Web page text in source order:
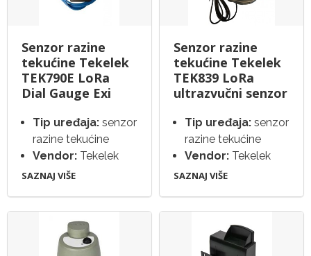
Senzor razine
tekućine Tekelek
TEK790E LoRa
Dial Gauge Exi
Tip uređaja: senzor
razine tekućine
Vendor: Tekelek
SAZNAJ VIŠE
Senzor razine
tekućine Tekelek
TEK839 LoRa
ultrazvučni senzor
Tip uređaja: senzor
razine tekućine
Vendor: Tekelek
SAZNAJ VIŠE